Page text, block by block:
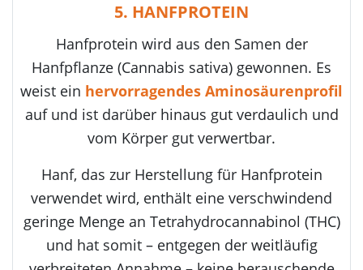
5. HANFPROTEIN
Hanfprotein wird aus den Samen der
Hanfpflanze (Cannabis sativa) gewonnen. Es
weist ein hervorragendes Aminosäurenprofil
auf und ist darüber hinaus gut verdaulich und
vom Körper gut verwertbar.
Hanf, das zur Herstellung für Hanfprotein
verwendet wird, enthält eine verschwindend
geringe Menge an Tetrahydrocannabinol (THC)
und hat somit – entgegen der weitläufig